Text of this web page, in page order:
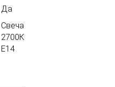
Да
Свеча
2700К
E14